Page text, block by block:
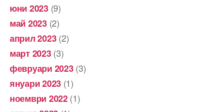
юни 2023(9)
май 2023(2)
април 2023(2)
март 2023(3)
февруари 2023(3)
януари 2023 (1)
ноември 2022(1)